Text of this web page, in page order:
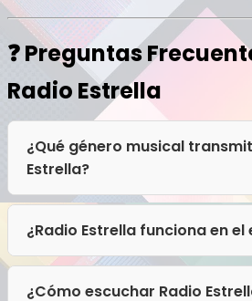
❓ Preguntas
Radio Estrella
¿Qué género musical
Estrella?
Radio Estrella transmite
Huaynos.
¿Radio Estrella funciona en
¡Sí! El streaming digital de
bloqueo regional. Puedes
¿Cómo escuchar Radio